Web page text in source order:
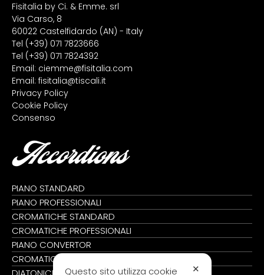
Fisitalia by Ci. & Emme. srl
Via Carso, 8
60022 Castelfidardo (AN) - Italy
Tel (+39) 071 7823666
Tel (+39) 071 7824392
Email: ciemme@fisitalia.com
Email: fisitalia@tiscali.it
Privacy Policy
Cookie Policy
Consenso
Accordions
PIANO STANDARD
PIANO PROFESSIONALI
CROMATICHE STANDARD
CROMATICHE PROFESSIONALI
PIANO CONVERTOR
CROMATICHE CONVERTOR
✕
Questo sito utilizza cookie